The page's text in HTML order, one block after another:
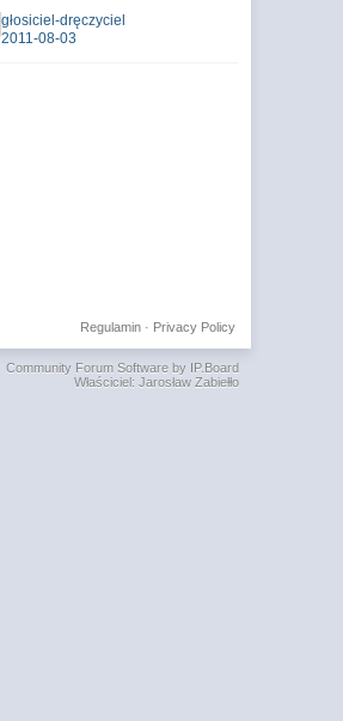
głosiciel-dręczyciel
2011-08-03
Privacy Policy
Regulamin·
Community Forum Software by IP.Board
Właściciel: Jarosław Zabiełło